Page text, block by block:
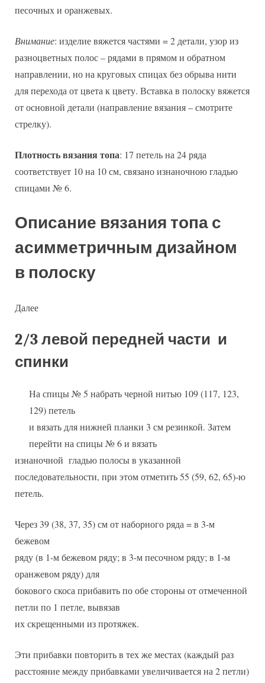
песочных и оранжевых.
Внимание: изделие вяжется частями = 2 детали, узор из
разноцветных полос – рядами в прямом и обратном
направлении, но на круговых спицах без обрыва нити
для перехода от цвета к цвету. Вставка в полоску вяжется
от основной детали (направление вязания – смотрите
стрелку).
Плотность вязания топа: 17 петель на 24 ряда
соответствует 10 на 10 см, связано изнаночною гладью
спицами № 6.
Описание вязания топа с
асимметричным дизайном
в полоску
Далее
2/3 левой передней части и
спинки
На спицы № 5 набрать черной нитью 109 (117, 123,
129) петель
и вязать для нижней планки 3 см резинкой. Затем
перейти на спицы № 6 и вязать
изнаночной гладью полосы в указанной
последовательности, при этом отметить 55 (59, 62, 65)-ю
петель.
Через 39 (38, 37, 35) см от наборного ряда = в 3-м
бежевом
ряду (в 1-м бежевом ряду; в 3-м песочном ряду; в 1-м
оранжевом ряду) для
бокового скоса прибавить по обе стороны от отмеченной
петли по 1 петле, вывязав
их скрещенными из протяжек.
Эти прибавки повторить в тех же местах (каждый раз
расстояние между прибавками увеличивается на 2 петли)